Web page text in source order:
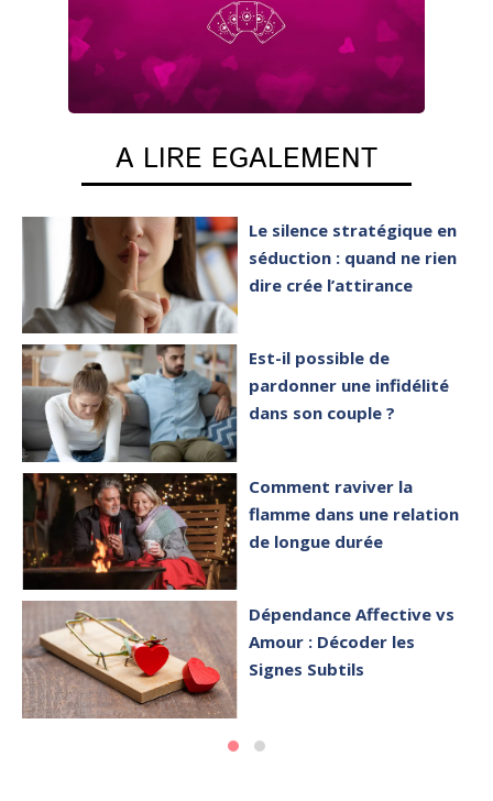
A LIRE EGALEMENT
Le silence stratégique en
séduction : quand ne rien
dire crée l’attirance
Est-il possible de
pardonner une infidélité
dans son couple ?
Comment raviver la
flamme dans une relation
de longue durée
Dépendance Affective vs
Amour : Décoder les
Signes Subtils